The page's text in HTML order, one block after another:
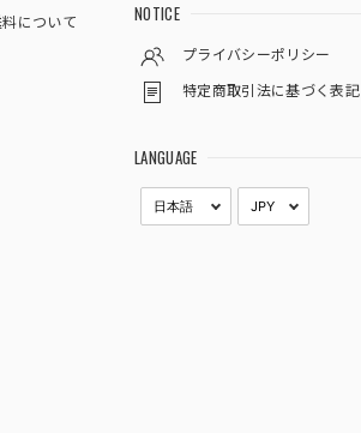
について NOTICE
プライバシーポリシー
特定商取引法に基づく表記
LANGUAGE